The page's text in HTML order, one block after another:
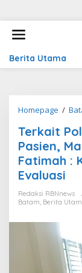
t
Berita Utama
Homepage /
Terkait
Pasien,
Fatimah :
Evaluasi
Redaksi RBNnews
Batam, Berita